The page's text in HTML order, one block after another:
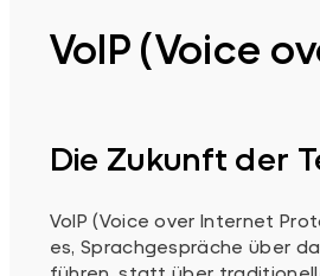
VoIP (Voice
Die Zukunft der
VoIP (Voice over Internet
es, Sprachgespräche über